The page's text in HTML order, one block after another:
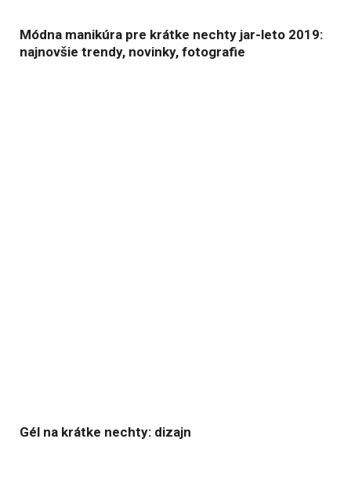
Módna manikúra pre krátke nechty jar-leto 2019:
najnovšie trendy, novinky, fotografie
Gél na krátke nechty: dizajn